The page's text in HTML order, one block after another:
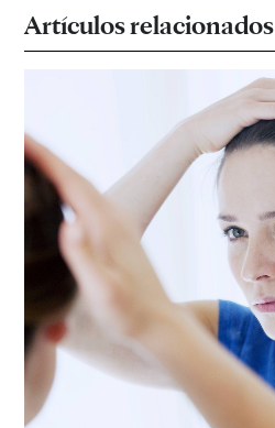
Artículos relacionados